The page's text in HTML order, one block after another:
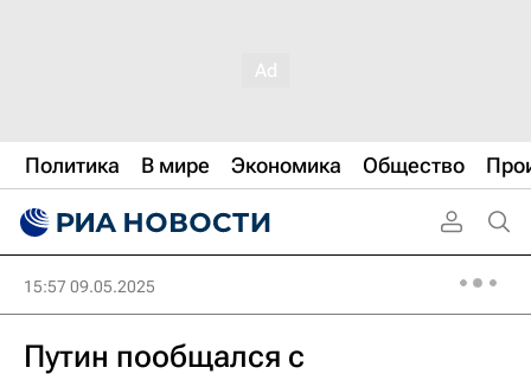
Политика В мире Экономика Общество
15:57 09.05.2025
Путин пообщался с